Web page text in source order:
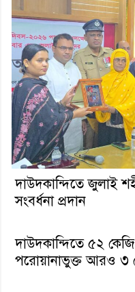
দাউদকান্দিতে জুলাই
সংবর্ধনা প্রদান
দাউদকান্দিতে ৫২
পরোয়ানাভুক্ত আরও ৩